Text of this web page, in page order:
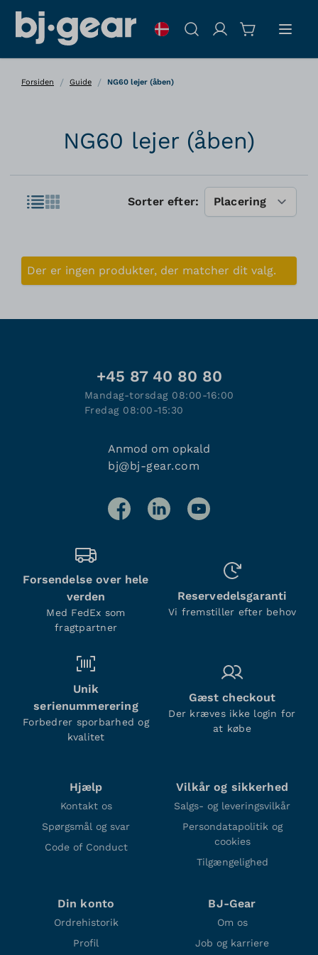
Søg
Forsiden / Guide / NG60 lejer (åben)
NG60 lejer (åben)
Liste
Gitter Sorter efter:
Der er ingen produkter, der matcher dit valg.
+45 87 40 80 80
Mandag-torsdag 08:00-16:00
Fredag 08:00-15:30
Anmod om opkald
bj@bj-gear.com
Forsendelse over hele
verden
Med FedEx som
fragtpartner
Reservedelsgaranti
Vi fremstiller efter behov
Unik
serienummerering
Forbedrer sporbarhed og
kvalitet
Gæst checkout
Der kræves ikke login for
at købe
Hjælp
Kontakt os
Spørgsmål og svar
Code of Conduct
Vilkår og sikkerhed
Salgs- og leveringsvilkår
Persondatapolitik og
cookies
Tilgængelighed
Din konto
Ordrehistorik
Profil
BJ-Gear
Om os
Job og karriere